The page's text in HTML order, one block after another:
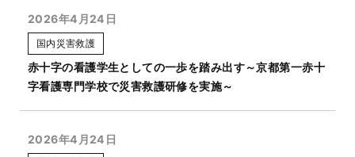
2026年4月24日
国内災害救護
赤十字の看護学生としての一歩を踏み出す～京都第一赤十
字看護専門学校で災害救護研修を実施～
2026年4月24日